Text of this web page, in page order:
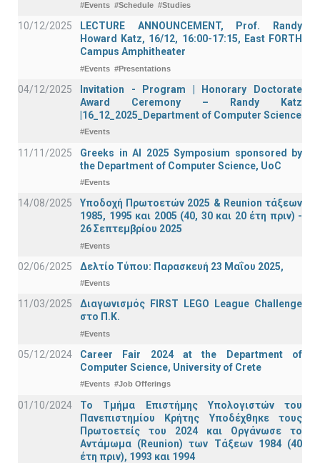
#Events #Schedule #Studies
10/12/2025
LECTURE ANNOUNCEMENT, Prof. Randy
Howard Katz, 16/12, 16:00-17:15, East FORTH
Campus Amphitheater
#Events #Presentations
04/12/2025
Invitation - Program | Honorary Doctorate
Award Ceremony – Randy Katz
|16_12_2025_Department of Computer Science
#Events
11/11/2025
Greeks in AI 2025 Symposium sponsored by
the Department of Computer Science, UoC
#Events
14/08/2025
Υποδοχή Πρωτοετών 2025 & Reunion τάξεων
1985, 1995 και 2005 (40, 30 και 20 έτη πριν) -
26 Σεπτεμβρίου 2025
#Events
02/06/2025 Δελτίο Τύπου: Παρασκευή 23 Μαΐου 2025,
#Events
11/03/2025
Διαγωνισμός FIRST LEGO League Challenge
στο Π.Κ.
#Events
05/12/2024
Career Fair 2024 at the Department of
Computer Science, University of Crete
#Events #Job Offerings
01/10/2024
Το Τμήμα Επιστήμης Υπολογιστών του
Πανεπιστημίου Κρήτης Υποδέχθηκε τους
Πρωτοετείς του 2024 και Οργάνωσε το
Αντάμωμα (Reunion) των Τάξεων 1984 (40
έτη πριν), 1993 και 1994